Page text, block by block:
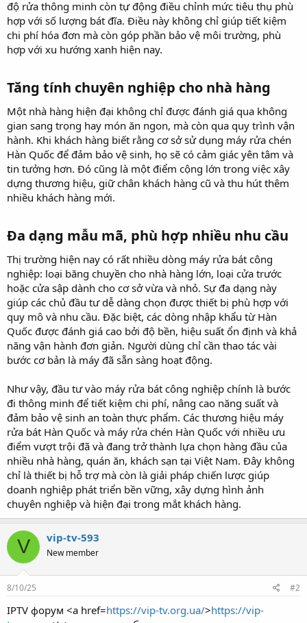
độ rửa thông minh còn tự động điều chỉnh mức tiêu thụ phù
hợp với số lượng bát đĩa. Điều này không chỉ giúp tiết kiệm
chi phí hóa đơn mà còn góp phần bảo vệ môi trường, phù
hợp với xu hướng xanh hiện nay.
Tăng tính chuyên nghiệp cho nhà hàng​
Một nhà hàng hiện đại không chỉ được đánh giá qua không
gian sang trọng hay món ăn ngon, mà còn qua quy trình vận
hành. Khi khách hàng biết rằng cơ sở sử dụng máy rửa chén
Hàn Quốc để đảm bảo vệ sinh, họ sẽ có cảm giác yên tâm và
tin tưởng hơn. Đó cũng là một điểm cộng lớn trong việc xây
dựng thương hiệu, giữ chân khách hàng cũ và thu hút thêm
nhiều khách hàng mới.
Đa dạng mẫu mã, phù hợp nhiều nhu cầu​
Thị trường hiện nay có rất nhiều dòng máy rửa bát công
nghiệp: loại băng chuyền cho nhà hàng lớn, loại cửa trước
hoặc cửa sập dành cho cơ sở vừa và nhỏ. Sự đa dạng này
giúp các chủ đầu tư dễ dàng chọn được thiết bị phù hợp với
quy mô và nhu cầu. Đặc biệt, các dòng nhập khẩu từ Hàn
Quốc được đánh giá cao bởi độ bền, hiệu suất ổn định và khả
năng vận hành đơn giản. Người dùng chỉ cần thao tác vài
bước cơ bản là máy đã sẵn sàng hoạt động.
Như vậy, đầu tư vào máy rửa bát công nghiệp chính là bước
đi thông minh để tiết kiệm chi phí, nâng cao năng suất và
đảm bảo vệ sinh an toàn thực phẩm. Các thương hiệu máy
rửa bát Hàn Quốc và máy rửa chén Hàn Quốc với nhiều ưu
điểm vượt trội đã và đang trở thành lựa chọn hàng đầu của
nhiều nhà hàng, quán ăn, khách sạn tại Việt Nam. Đây không
chỉ là thiết bị hỗ trợ mà còn là giải pháp chiến lược giúp
doanh nghiệp phát triển bền vững, xây dựng hình ảnh
chuyên nghiệp và hiện đại trong mắt khách hàng.
V vip-tv-593
New member
8/10/25 #2
IPTV форум <a href=https://vip-tv.org.ua/>https://vip-